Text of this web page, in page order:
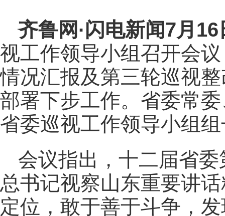
齐鲁网 ·闪电新闻7月16
视工作领导小组召开会
情况汇报及第三轮巡视
部署下步工作。省委常
省委巡视工作领导小组
会议指出，十二届省
总书记视察山东重要讲
定位，敢于善于斗争，